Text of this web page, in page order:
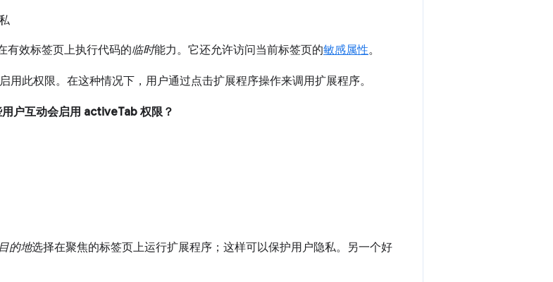
有效标签页上执行代码的临时能力。它还允许访问当前标签页的敏感属性。
用此权限。在这种情况下，用户通过点击扩展程序操作来调用扩展程序。
户互动会启用 activeTab 权限？
的地选择在聚焦的标签页上运行扩展程序；这样可以保护用户隐私。另一个好